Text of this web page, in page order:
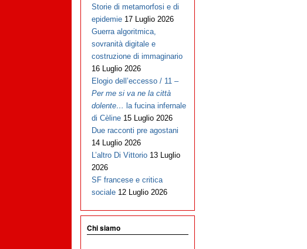
Storie di metamorfosi e di
epidemie 17 Luglio 2026
Guerra algoritmica,
sovranità digitale e
costruzione di immaginario
16 Luglio 2026
Elogio dell’eccesso / 11 –
Per me si va ne la città
dolente… la fucina infernale
di Cèline 15 Luglio 2026
Due racconti pre agostani
14 Luglio 2026
L’altro Di Vittorio 13 Luglio
2026
SF francese e critica
sociale 12 Luglio 2026
Chi siamo